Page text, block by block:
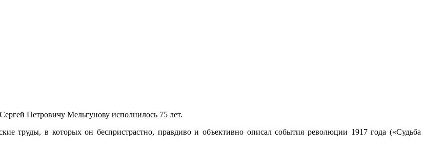
Петровичу Мельгунову исполнилось 75 лет.
труды, в которых он беспристрастно, правдиво и объективно описал события революции 1917 года («Судьба